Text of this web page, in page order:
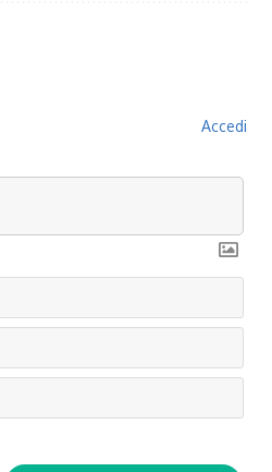
Accedi